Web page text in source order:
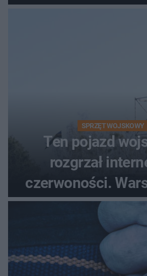
SPRZĘT WOJSKOWY
Ten pojazd
rozgrzał
czerwoności.
pytali, czy to